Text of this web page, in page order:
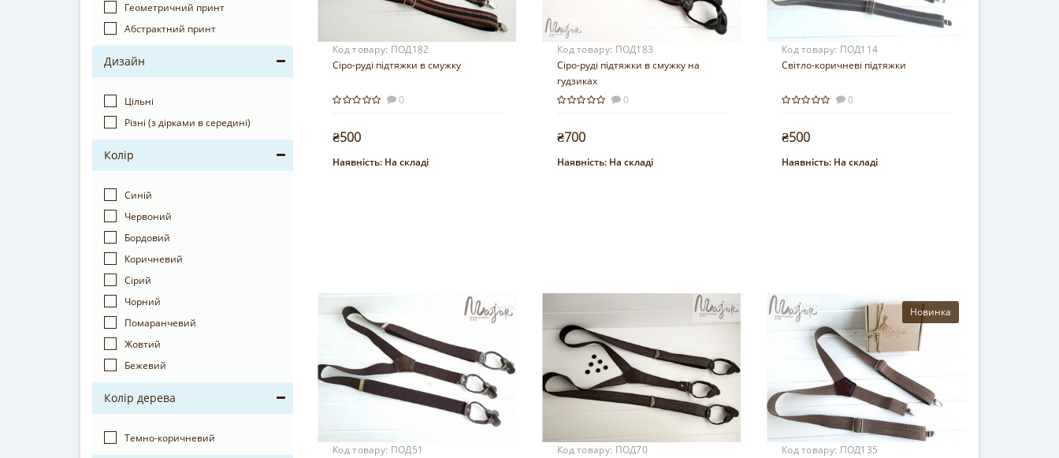
Геометричний принт
Абстрактний принт
Дизайн
Цільні
Різні (з дірками в середині)
Колір
Синій
Червоний
Бордовий
Коричневий
Сірий
Чорний
Помаранчевий
Жовтий
Бежевий
Колір дерева
Темно-коричневий
Код товару: ПОД182
Сіро-руді підтяжки в смужку
0
₴500
Купити
Наявність: На складі
Код товару: ПОД183
Сіро-руді підтяжки в смужку на
гудзиках
0
₴700
Купити
Наявність: На складі
Код товару: ПОД114
Світло-коричневі підтяжки
0
₴500
Купити
Наявність: На складі
Код товару: ПОД51
Код товару: ПОД70
Новинка
Код товару: ПОД135